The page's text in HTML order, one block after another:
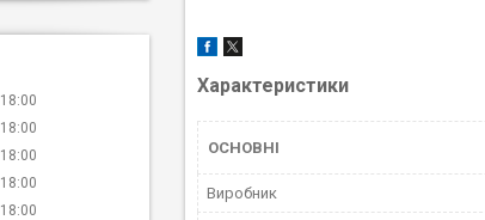
Характеристики
ОСНОВНІ
Виробник
18:00
18:00
18:00
18:00
18:00